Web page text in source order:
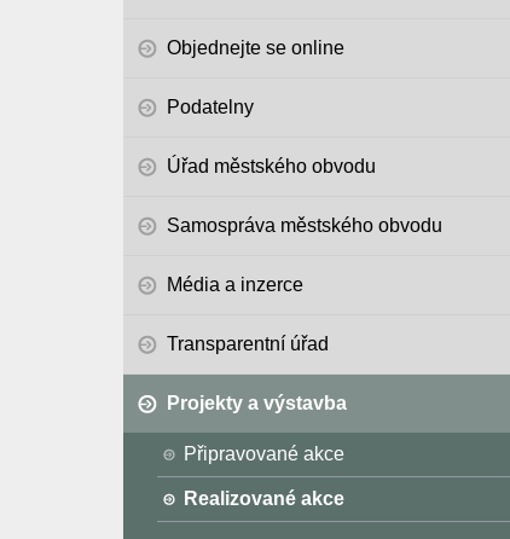
Objednejte se online
Podatelny
Úřad městského obvodu
Samospráva městského obvodu
Média a inzerce
Transparentní úřad
Projekty a výstavba
Připravované akce
Realizované akce